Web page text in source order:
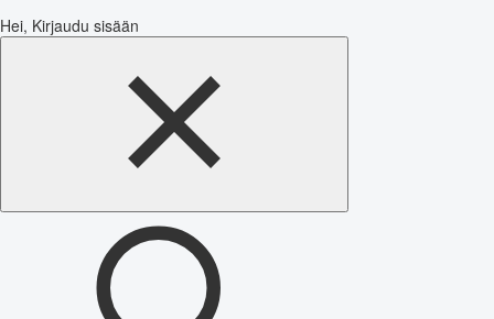
Hei, Kirjaudu sisään